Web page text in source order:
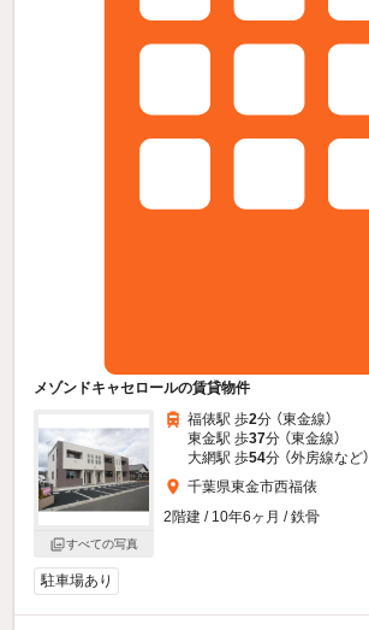
メゾンドキャセロールの賃貸物件
すべての写真
福俵駅 歩2分 （東金線）
東金駅 歩37分 （東金線）
大網駅 歩54分 （外房線など）
千葉県東金市西福俵
2階建 / 10年6ヶ月 / 鉄骨
駐車場あり